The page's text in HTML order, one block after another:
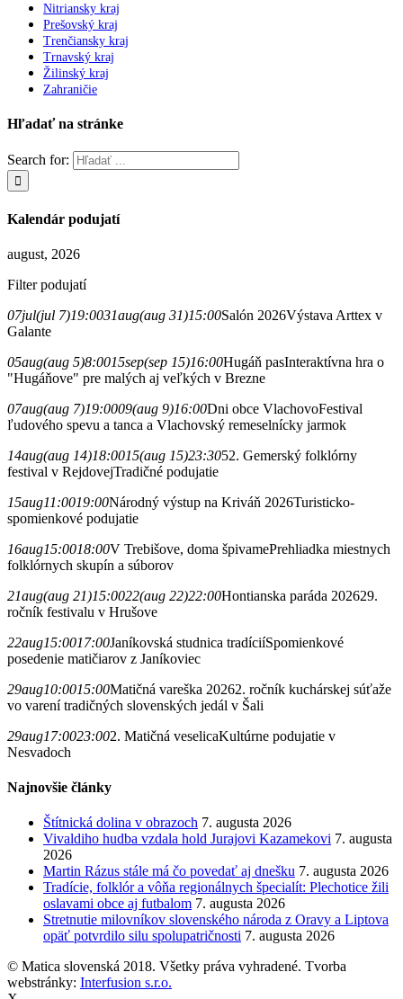
Nitriansky kraj
Prešovský kraj
Trenčiansky kraj
Trnavský kraj
Žilinský kraj
Zahraničie
Hľadať na stránke
Search for:
Kalendár podujatí
august, 2026
Filter podujatí
07jul(jul 7)19:0031aug(aug 31)15:00Salón 2026Výstava Arttex v
Galante
05aug(aug 5)8:0015sep(sep 15)16:00Hugáň pasInteraktívna hra o
"Hugáňove" pre malých aj veľkých v Brezne
07aug(aug 7)19:0009(aug 9)16:00Dni obce VlachovoFestival
ľudového spevu a tanca a Vlachovský remeselnícky jarmok
14aug(aug 14)18:0015(aug 15)23:3052. Gemerský folklórny
festival v RejdovejTradičné podujatie
15aug11:0019:00Národný výstup na Kriváň 2026Turisticko-
spomienkové podujatie
16aug15:0018:00V Trebišove, doma špivamePrehliadka miestnych
folklórnych skupín a súborov
21aug(aug 21)15:0022(aug 22)22:00Hontianska paráda 202629.
ročník festivalu v Hrušove
22aug15:0017:00Janíkovská studnica tradíciíSpomienkové
posedenie matičiarov z Janíkoviec
29aug10:0015:00Matičná vareška 20262. ročník kuchárskej súťaže
vo varení tradičných slovenských jedál v Šali
29aug17:0023:002. Matičná veselicaKultúrne podujatie v
Nesvadoch
Najnovšie články
Štítnická dolina v obrazoch 7. augusta 2026
Vivaldiho hudba vzdala hold Jurajovi Kazamekovi 7. augusta
2026
Martin Rázus stále má čo povedať aj dnešku 7. augusta 2026
Tradície, folklór a vôňa regionálnych špecialít: Plechotice žili
oslavami obce aj futbalom 7. augusta 2026
Stretnutie milovníkov slovenského národa z Oravy a Liptova
opäť potvrdilo silu spolupatričnosti 7. augusta 2026
© Matica slovenská 2018. Všetky práva vyhradené. Tvorba
webstránky: Interfusion s.r.o.